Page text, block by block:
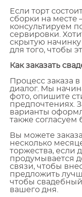
Если торт
сборки на
консультируем
сервировки.
скрытую
для того, чтобы
Как заказать
Процесс заказа
диалог. Мы
фото, опишите
предпочтениях.
варианты
также согласуем
Вы можете
несколько
торжества, если
продумывается
связи, чтобы
предложить
чтобы
вашего дня.